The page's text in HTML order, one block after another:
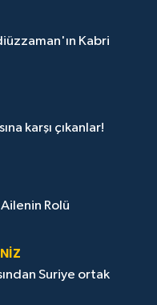
Kabri
karşı çıkanlar!
Rolü
Suriye ortak